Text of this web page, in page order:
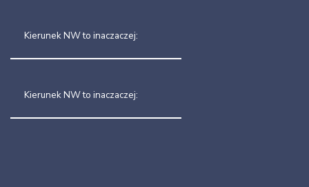
Kierunek NW to inaczaczej:
Kierunek NW to inaczaczej: